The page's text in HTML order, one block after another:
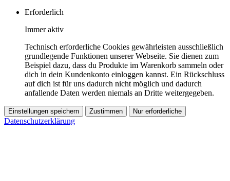
Erforderlich
Immer aktiv
Technisch erforderliche Cookies gewährleisten ausschließlich
grundlegende Funktionen unserer Webseite. Sie dienen zum
Beispiel dazu, dass du Produkte im Warenkorb sammeln oder
dich in dein Kundenkonto einloggen kannst. Ein Rückschluss
auf dich ist für uns dadurch nicht möglich und dadurch
anfallende Daten werden niemals an Dritte weitergegeben.
Einstellungen speichern Zustimmen Nur erforderliche
Datenschutzerklärung